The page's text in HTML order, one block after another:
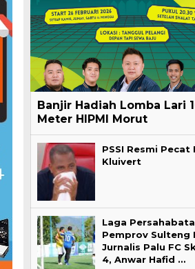
Banjir Hadiah Lomba Lari
Meter HIPMI Morut
PSSI Resmi Pecat
Kluivert
Laga
Pemprov Sulteng
Jurnalis Palu FC
4, Anwar Hafid …